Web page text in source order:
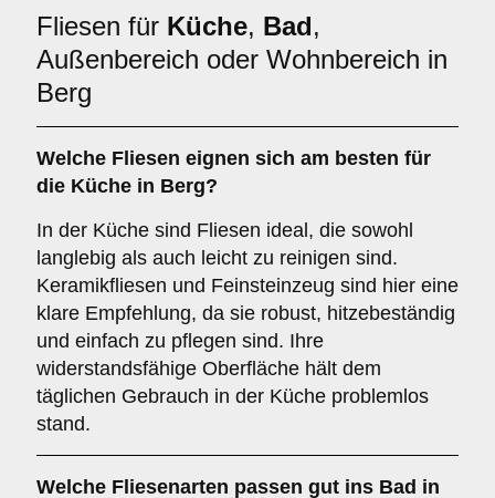
Fliesen für Küche, Bad,
Außenbereich oder Wohnbereich in
Berg
Welche Fliesen eignen sich am besten für
die Küche in Berg?
In der Küche sind Fliesen ideal, die sowohl
langlebig als auch leicht zu reinigen sind.
Keramikfliesen und Feinsteinzeug sind hier eine
klare Empfehlung, da sie robust, hitzebeständig
und einfach zu pflegen sind. Ihre
widerstandsfähige Oberfläche hält dem
täglichen Gebrauch in der Küche problemlos
stand.
Welche Fliesenarten passen gut ins Bad in